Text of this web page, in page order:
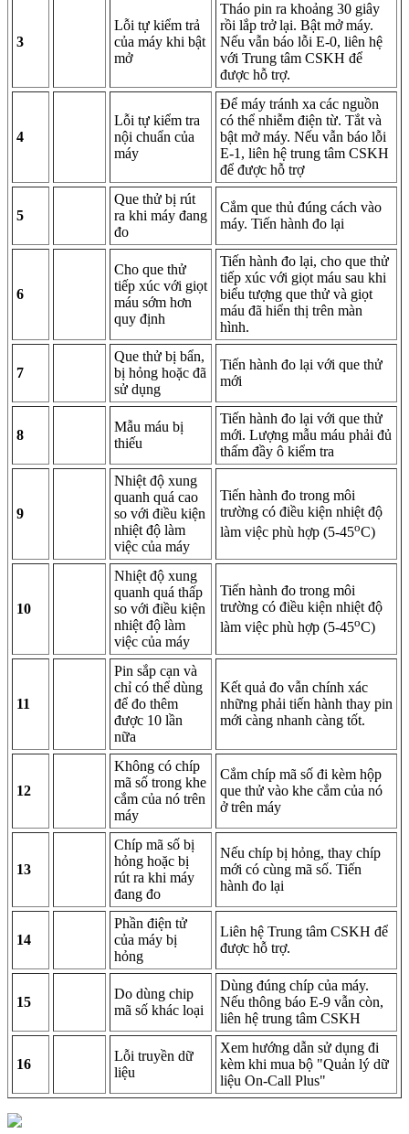
3
Lỗi tự kiểm trả
của máy khi bật
mở
Tháo pin ra khoảng 30 giây
rồi lắp trở lại. Bật mở máy.
Nếu vẫn báo lỗi E-0, liên hệ
với Trung tâm CSKH để
được hỗ trợ.
4
Lỗi tự kiểm tra
nội chuẩn của
máy
Để máy tránh xa các nguồn
có thể nhiễm điện từ. Tắt và
bật mở máy. Nếu vẫn báo lỗi
E-1, liên hệ trung tâm CSKH
để được hỗ trợ
5
Que thử bị rút
ra khi máy đang
đo
Cắm que thủ đúng cách vào
máy. Tiến hành đo lại
6
Cho que thử
tiếp xúc với giọt
máu sớm hơn
quy định
Tiến hành đo lại, cho que thử
tiếp xúc với giọt máu sau khi
biểu tượng que thử và giọt
máu đã hiển thị trên màn
hình.
7
Que thử bị bẩn,
bị hỏng hoặc đã
sử dụng
Tiến hành đo lại với que thử
mới
8
Mẫu máu bị
thiếu
Tiến hành đo lại với que thử
mới. Lượng mẫu máu phải đủ
thấm đầy ô kiểm tra
9
Nhiệt độ xung
quanh quá cao
so với điều kiện
nhiệt độ làm
việc của máy
Tiến hành đo trong môi
trường có điều kiện nhiệt độ
làm việc phù hợp (5-45oC)
10
Nhiệt độ xung
quanh quá thấp
so với điều kiện
nhiệt độ làm
việc của máy
Tiến hành đo trong môi
trường có điều kiện nhiệt độ
làm việc phù hợp (5-45oC)
11
Pin sắp cạn và
chỉ có thể dùng
để đo thêm
được 10 lần
nữa
Kết quả đo vẫn chính xác
những phải tiến hành thay pin
mới càng nhanh càng tốt.
12
Không có chíp
mã số trong khe
cắm của nó trên
máy
Cắm chíp mã số đi kèm hộp
que thử vào khe cắm của nó
ở trên máy
13
Chíp mã số bị
hỏng hoặc bị
rút ra khi máy
đang đo
Nếu chíp bị hỏng, thay chíp
mới có cùng mã số. Tiến
hành đo lại
14
Phần điện tử
của máy bị
hỏng
Liên hệ Trung tâm CSKH để
được hỗ trợ.
15
Do dùng chip
mã số khác loại
Dùng đúng chíp của máy.
Nếu thông báo E-9 vẫn còn,
liên hệ trung tâm CSKH
16
Lỗi truyền dữ
liệu
Xem hướng dẫn sử dụng đi
kèm khi mua bộ "Quản lý dữ
liệu On-Call Plus"